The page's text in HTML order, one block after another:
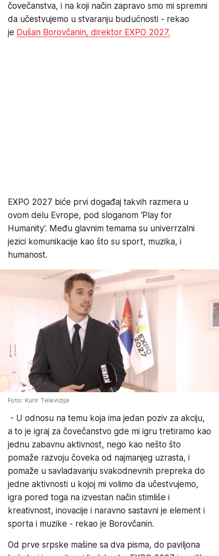
čovečanstva, i na koji način zapravo smo mi spremni
da učestvujemo u stvaranju budućnosti - rekao
je Dušan Borovčanin, direktor EXPO 2027.
EXPO 2027 biće prvi događaj takvih razmera u
ovom delu Evrope, pod sloganom ‘Play for
Humanity’. Među glavnim temama su univerrzalni
jezici komunikacije kao što su sport, muzika, i
humanost.
Foto: Kurir Televizija
- U odnosu na temu koja ima jedan poziv za akciju,
a to je igraj za čovečanstvo gde mi igru tretiramo kao
jednu zabavnu aktivnost, nego kao nešto što
pomaže razvoju čoveka od najmanjeg uzrasta, i
pomaže u savladavanju svakodnevnih prepreka do
jedne aktivnosti u kojoj mi volimo da učestvujemo,
igra pored toga na izvestan način stimliše i
kreativnost, inovacije i naravno sastavni je element i
sporta i muzike - rekao je Borovčanin.
Od prve srpske mašine sa dva pisma, do paviljona